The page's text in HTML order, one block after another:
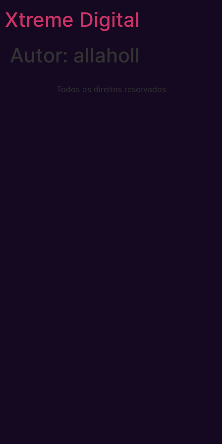
Xtreme Digital
Autor: allaholl
Todos os direitos reservados